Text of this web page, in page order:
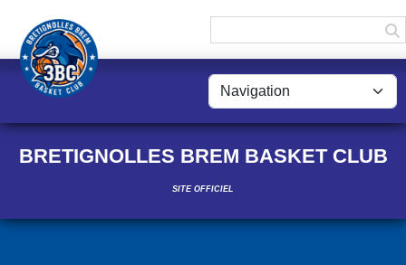
BRETIGNOLLES BREM BASKET CLUB
SITE OFFICIEL